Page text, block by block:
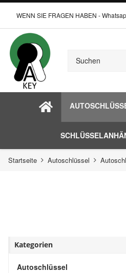
WENN SIE FRAGEN HABEN -
Startseite Autoschlüssel
Kategorien
Autoschlüssel